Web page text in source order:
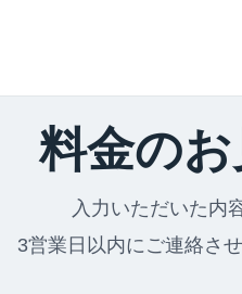
料金のお
入力いただいた内
3営業日以内にご連絡さ